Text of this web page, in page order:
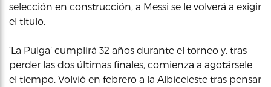
selección en construcción, a Messi se le volverá a exigir
el título.
‘La Pulga’ cumplirá 32 años durante el torneo y, tras
perder las dos últimas finales, comienza a agotársele
el tiempo. Volvió en febrero a la Albiceleste tras pensar